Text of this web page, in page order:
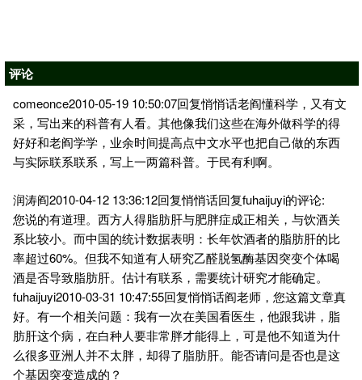
评论
comeonce2010-05-19 10:50:07回复悄悄话老阎懂科学，又有文
采，写出来的科普有人看。其他像我们这些在海外做科学的得
好好和老阎学学，业余时间提高点中文水平也把自己做的东西
与实际联系联系，写上一两篇科普。于民有利啊。
润涛阎2010-04-12 13:36:12回复悄悄话回复fuhaijuyi的评论:
您说的有道理。西方人得脂肪肝与肥胖症成正相关，与饮酒关
系比较小。而中国的统计数据表明：长年饮酒者的脂肪肝的比
率超过60%。但我不知道有人研究乙醛脱氢酶基因突变个体喝
酒是否导致脂肪肝。估计有联系，需要统计研究才能确定。
fuhaijuyi2010-03-31 10:47:55回复悄悄话阎老师，您这篇文章真
好。有一个相关问题：我有一次在美国看医生，他跟我讲，脂
肪肝这个病，在白种人要非常胖才能得上，可是他不知道为什
么很多亚洲人并不太胖，却得了脂肪肝。能否请问是否也是这
个基因突变造成的？